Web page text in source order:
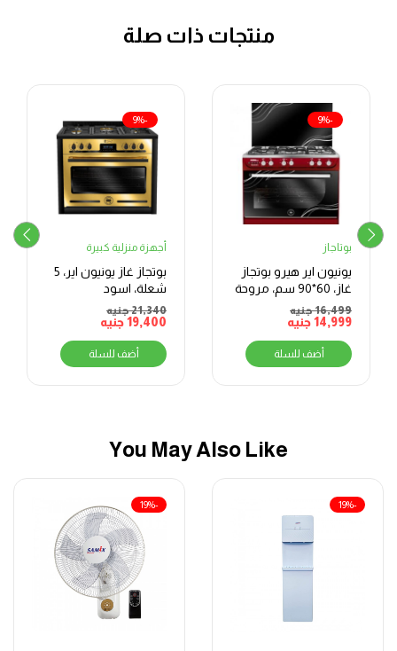
منتجات ذات صلة
-9%
بوتاجاز
يونيون اير هيرو بوتجاز
غاز، 60*90 سم، مروحة
نصف أمان، ستانلس
ستيل أحمر معدني –
C69SRMF2C447SOFHERO2WAL
16,499جنيه
14,999جنيه
أضف للسلة
-9%
أجهزة منزلية كبيرة
بوتجاز غاز يونيون اير، 5
شعلة، اسود
21,340جنيه
19,400جنيه
أضف للسلة
You May Also Like
-19%
-19%